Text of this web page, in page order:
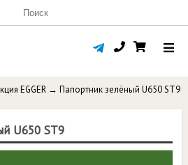
EGGER → Папортник зелёный U650 ST9
U650 ST9